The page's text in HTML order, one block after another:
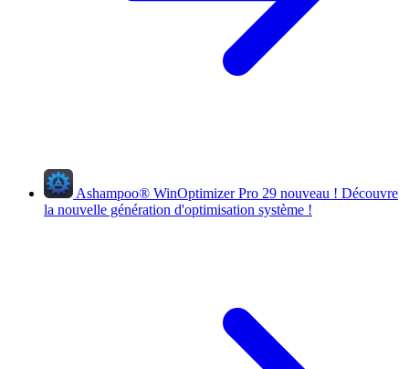
Ashampoo® WinOptimizer Pro 29 nouveau ! Découvre
la nouvelle génération d'optimisation système !